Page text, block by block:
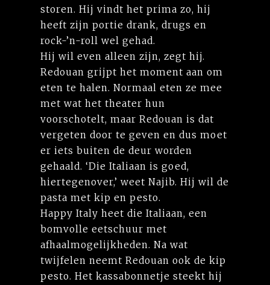
storen. Hij vindt het prima zo, hij
heeft zijn portie drank, drugs en
rock-’n-roll wel gehad.
Hij wil even alleen zijn, zegt hij.
Redouan grijpt het moment aan om
eten te halen. Normaal eten ze mee
met wat het theater hun
voorschotelt, maar Redouan is dat
vergeten door te geven en dus moet
er iets buiten de deur worden
gehaald. ‘Die Italiaan is goed,
hiertegenover,’ weet Najib. Hij wil de
pasta met kip en pesto.
Happy Italy heet die Italiaan, een
bomvolle eetschuur met
afhaalmogelijkheden. Na wat
twijfelen neemt Redouan ook de kip
pesto. Het kassabonnetje steekt hij